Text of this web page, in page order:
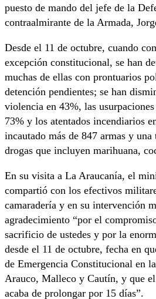
puesto de mando del jefe de la
contraalmirante de la Armada,
Desde el 11 de octubre, cuando
excepción constitucional, se han
muchas de ellas con prontuarios
detención pendientes; se han
violencia en 43%, las
73% y los atentados incendiarios
incautado más de 847 armas y
drogas que incluyen marihuana,
En su visita a La Araucanía, el
compartió con los efectivos
camaradería y en su intervención
agradecimiento “por el
sacrificio de ustedes y por la
desde el 11 de octubre, fecha en
de Emergencia Constitucional en
Arauco, Malleco y Cautín, y que
acaba de prolongar por 15 días”.